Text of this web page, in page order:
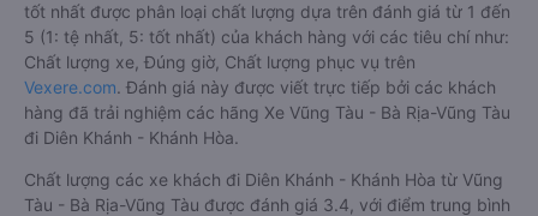
tốt nhất được phân loại chất lượng dựa trên đánh giá từ 1 đến
5 (1: tệ nhất, 5: tốt nhất) của khách hàng với các tiêu chí như:
Chất lượng xe, Đúng giờ, Chất lượng phục vụ trên
Vexere.com. Đánh giá này được viết trực tiếp bởi các khách
hàng đã trải nghiệm các hãng Xe Vũng Tàu - Bà Rịa-Vũng Tàu
đi Diên Khánh - Khánh Hòa.
Chất lượng các xe khách đi Diên Khánh - Khánh Hòa từ Vũng
Tàu - Bà Rịa-Vũng Tàu được đánh giá 3.4, với điểm trung bình